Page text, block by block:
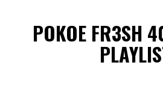
POKOE FR3SH